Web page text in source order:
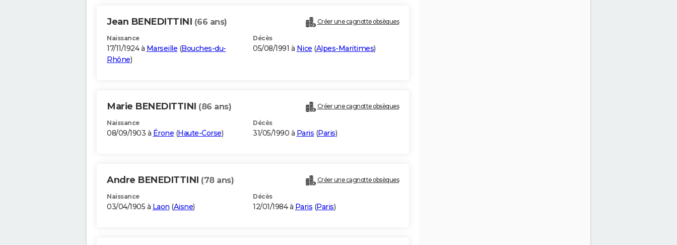
Jean BENEDITTINI (66 ans) Créer une cagnotte obsèques
Naissance
17/11/1924 à Marseille (Bouches-du-
Rhône)
Décès
05/08/1991 à Nice (Alpes-Maritimes)
Marie BENEDITTINI (86 ans) Créer une cagnotte obsèques
Naissance
08/09/1903 à Érone (Haute-Corse)
Décès
31/05/1990 à Paris (Paris)
Andre BENEDITTINI (78 ans) Créer une cagnotte obsèques
Naissance
03/04/1905 à Laon (Aisne)
Décès
12/01/1984 à Paris (Paris)